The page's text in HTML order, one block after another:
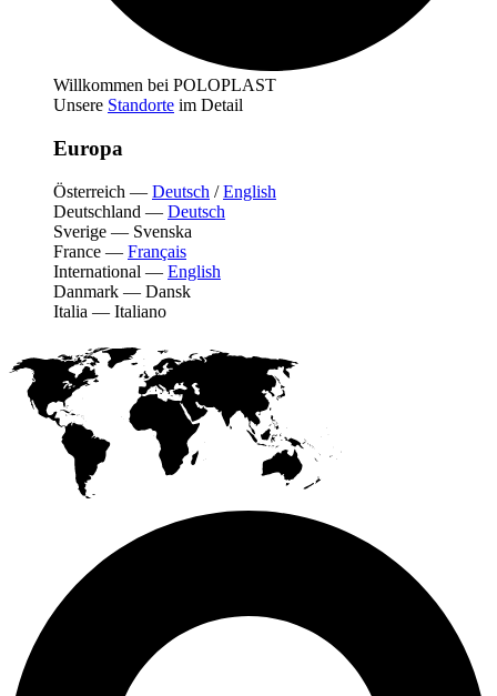
Willkommen bei POLOPLAST
Unsere Standorte im Detail
Europa
Österreich — Deutsch /English
Deutschland — Deutsch
Sverige — Svenska
France — Français
International — English
Danmark — Dansk
Italia — Italiano